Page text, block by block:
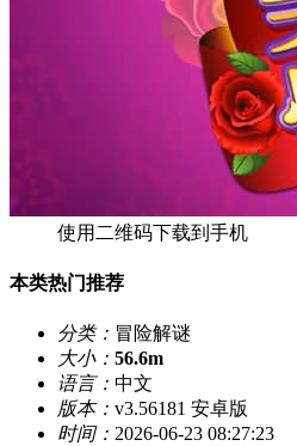
使用二维码下载到手机
本类热门推荐
分类： 冒险解谜
大小： 56.6m
语言： 中文
版本： v3.56181 安卓版
时间： 2026-06-23 08:27:23